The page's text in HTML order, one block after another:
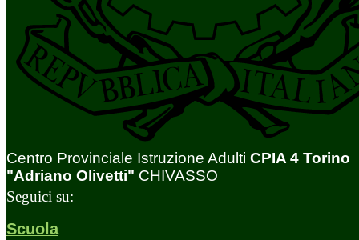
Centro Provinciale Istruzione Adulti CPIA 4 Torino
"Adriano Olivetti" CHIVASSO
Seguici su:
Scuola